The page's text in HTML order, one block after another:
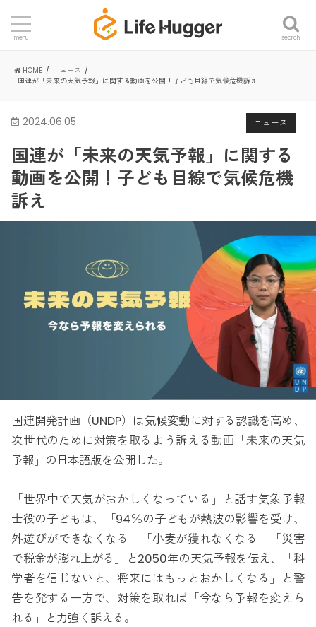
search
menu
HOME
ニュース
国連が「未来の天気予報」に関する動画を公開！子ども目線で気候危機訴え
ニュース
2024.06.05
国連が「未来の天気予報」に関する
動画を公開！子ども目線で気候危機
訴え
国連開発計画（UNDP）は気候変動に対する認識を高め、
次世代のために対策を取るよう訴える動画「未来の天気
予報」の日本語版を公開した。
「世界中で天気がおかしくなっている」と話す気象予報
士役の子どもは、「94％の子どもが熱波の影響を受け、
外遊びができなくなる」「小麦が獲れなくなる」「災害
で税金が膨れ上がる」と2050年の天気予報を伝え、「科
学者を信じないと、将来にはもっとおかしくなる」と警
告を発する一方で、対策を取れば「今なら予報を変えら
れる」と力強く訴える。